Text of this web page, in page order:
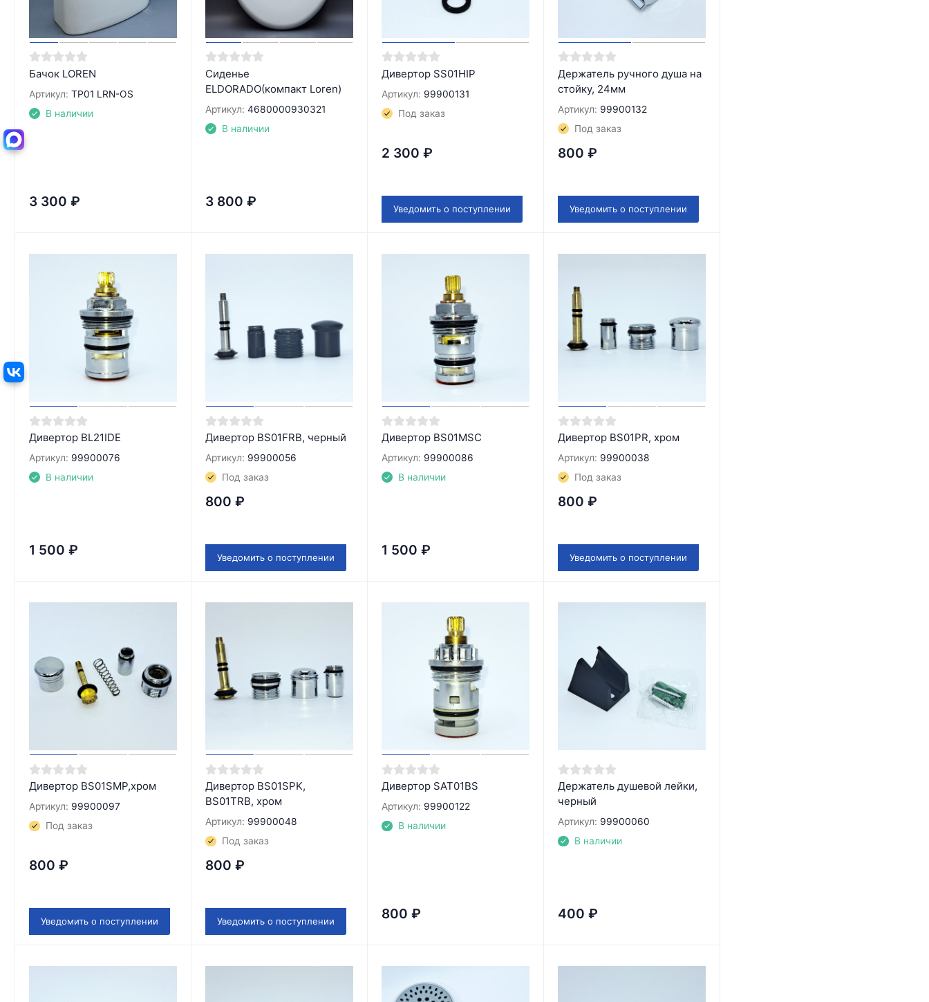
Бачок LOREN
Артикул: TP01 LRN-OS
В наличии
3 300 ₽
Сиденье
ELDORADO(компакт Loren)
Артикул: 4680000930321
В наличии
3 800 ₽
Дивертор SS01HIP
Артикул: 99900131
Под заказ
2 300 ₽
Уведомить о поступлении
Держатель ручного душа на
стойку, 24мм
Артикул: 99900132
Под заказ
800 ₽
Уведомить о поступлении
Дивертор BL21IDE
Артикул: 99900076
В наличии
1 500 ₽
Дивертор BS01FRB, черный
Артикул: 99900056
Под заказ
800 ₽
Уведомить о поступлении
Дивертор BS01MSC
Артикул: 99900086
В наличии
1 500 ₽
Дивертор BS01PR, хром
Артикул: 99900038
Под заказ
800 ₽
Уведомить о поступлении
Дивертор BS01SMP,хром
Артикул: 99900097
Под заказ
800 ₽
Уведомить о поступлении
Дивертор BS01SPK,
BS01TRB, хром
Артикул: 99900048
Под заказ
800 ₽
Уведомить о поступлении
Дивертор SAT01BS
Артикул: 99900122
В наличии
800 ₽
Держатель душевой лейки,
черный
Артикул: 99900060
В наличии
400 ₽